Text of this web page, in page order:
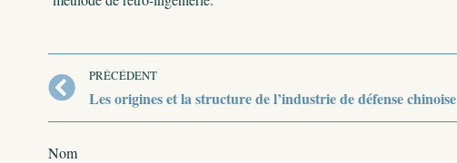
PRÉCÉDENT
Les origines et la structure de l’industrie de défense chinoise
Nom